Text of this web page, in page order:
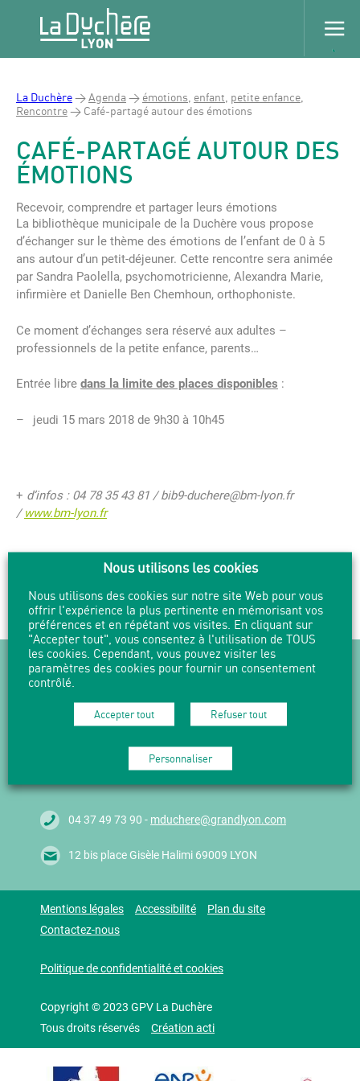
La Duchère>Agenda > émotions enfant petite enfance
Rencontre> Café-partagé autour des émotions
CAFÉ-PARTAGÉ AUTOUR DES
ÉMOTIONS
Recevoir, comprendre et partager leurs émotions
La bibliothèque municipale de la Duchère vous propose
d’échanger sur le thème des émotions de l’enfant de 0 à 5
ans autour d’un petit-déjeuner. Cette rencontre sera animée
par Sandra Paolella, psychomotricienne, Alexandra Marie,
infirmière et Danielle Ben Chemhoun, orthophoniste.
Ce moment d’échanges sera réservé aux adultes –
professionnels de la petite enfance, parents…
Entrée libre dans la limite des places disponibles :
jeudi 15 mars 2018 de 9h30 à 10h45
+ d’infos : 04 78 35 43 81 / bib9-duchere@bm-lyon.fr
/ www.bm-lyon.fr
NEWSLETTER
à nos Newsletters.
04 37 49 73 90 - mduchere@grandlyon.com
12 bis place Gisèle Halimi 69009 LYON
Mentions légales Accessibilité
Plan du site
Contactez-nous
Politique de confidentialité et cookies
Copyright © 2023 GPV La Duchère
Tous droits réservés
Création acti
Nous utilisons les cookies
Nous utilisons des cookies sur notre site Web pour vous
offrir l'expérience la plus pertinente en mémorisant vos
préférences et en répétant vos visites. En cliquant sur
"Accepter tout", vous consentez à l'utilisation de TOUS
les cookies. Cependant, vous pouvez visiter les
paramètres des cookies pour fournir un consentement
contrôlé.
Accepter tout Refuser tout
Personnaliser